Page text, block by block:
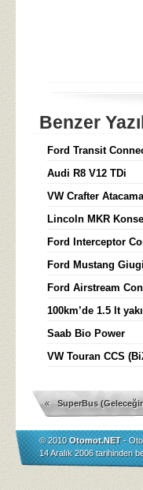
Benzer
Ford Transit
Audi R8 V12 TDi
VW Crafter
Lincoln MKR
Ford Interceptor
Ford Mustang
Ford Airstream
100km’de 1.5 lt
Saab Bio Power
VW Touran CCS
« SuperBus
© 2010Otomot.NET-
14 Aralık 2006 tarihinden